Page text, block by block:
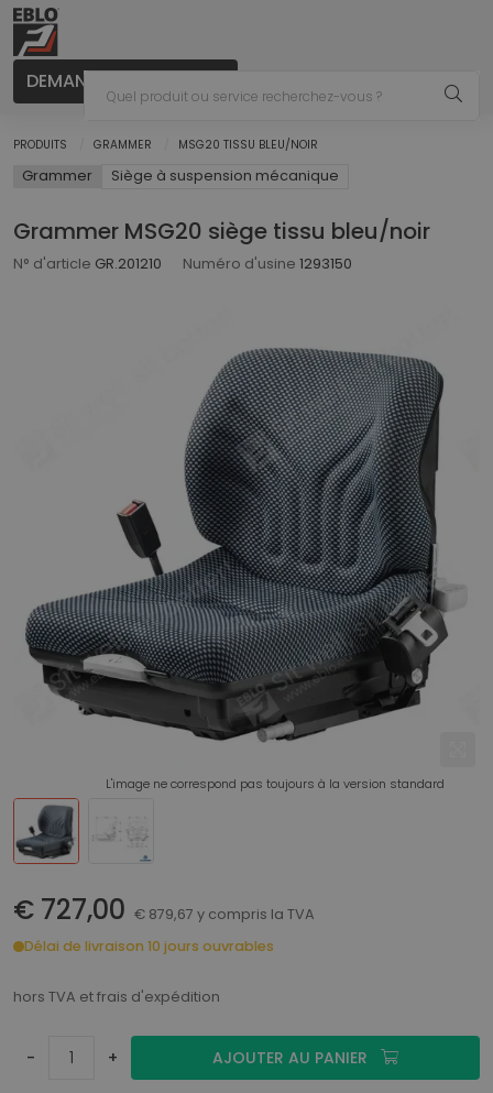
DEMANDER UN CONSEIL
PRODUITS GRAMMER MSG20 TISSU BLEU/NOIR
Grammer Siège à suspension mécanique
Grammer MSG20 siège tissu bleu/noir
N° d'article GR.201210 Numéro d'usine 1293150
L'image ne correspond pas toujours à la version standard
€ 727,00 € 879,67 y compris la TVA
Délai de livraison 10 jours ouvrables
hors TVA et frais d'expédition
- + AJOUTER AU PANIER